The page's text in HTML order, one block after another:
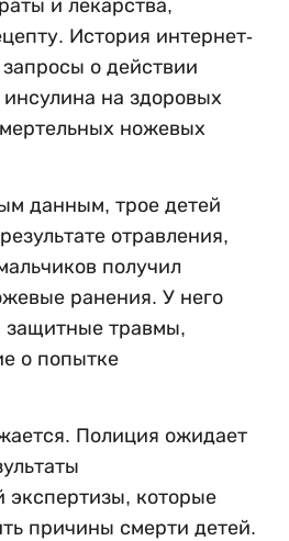
и лекарства,
История интернет-
о действии
на здоровых
ножевых
данным, трое детей
отравления,
получил
ранения. У него
травмы,
о попытке
Полиция ожидает
экспертизы, которые
причины смерти детей.